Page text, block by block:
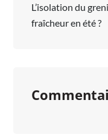
L’isolation du
fraîcheur en été ?